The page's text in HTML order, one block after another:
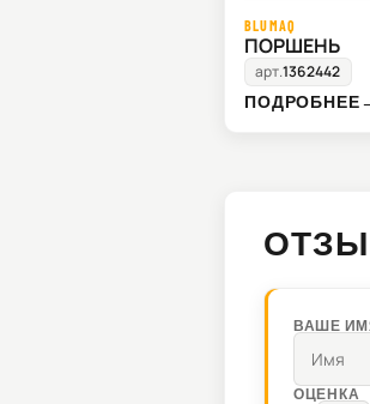
BLUMAQ
ПОРШЕНЬ
арт.1362442
ПОДРОБНЕЕ
ВАШЕ
ОЦЕНКА